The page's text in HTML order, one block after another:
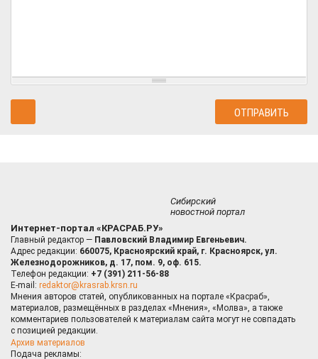
Сибирский
новостной портал
Интернет-портал «КРАСРАБ.РУ»
Главный редактор — Павловский Владимир Евгеньевич.
Адрес редакции: 660075, Красноярский край, г. Красноярск, ул.
Железнодорожников, д. 17, пом. 9, оф. 615.
Телефон редакции: +7 (391) 211-56-88
E-mail: redaktor@krasrab.krsn.ru
Мнения авторов статей, опубликованных на портале «Красраб»,
материалов, размещённых в разделах «Мнения», «Молва», а также
комментариев пользователей к материалам сайта могут не совпадать
с позицией редакции.
Архив материалов
Подача рекламы: